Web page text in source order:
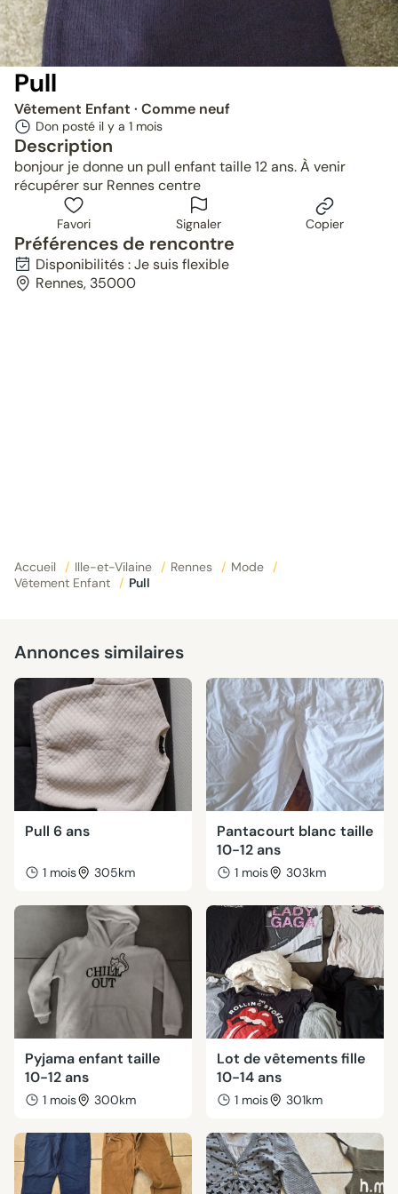
Pull
Vêtement Enfant · Comme neuf
Don posté il y a 1 mois
Description
bonjour je donne un pull enfant taille 12 ans. À venir
récupérer sur Rennes centre
Favori Signaler Copier
Préférences de rencontre
Disponibilités : Je suis flexible
Rennes, 35000
Accueil / Ille-et-Vilaine / Rennes / Mode
/
Vêtement Enfant
/ Pull
Annonces similaires
Pull 6 ans
1 mois 305km
Pantacourt blanc taille
10-12 ans
1 mois 303km
Pyjama enfant taille
10-12 ans
1 mois 300km
Lot de vêtements fille
10-14 ans
1 mois 301km